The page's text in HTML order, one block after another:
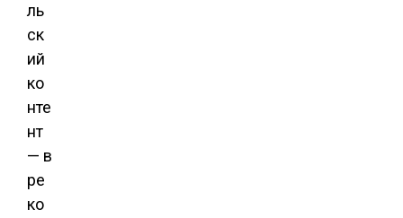
ль
ск
ий
ко
нте
нт
— в
ре
ко